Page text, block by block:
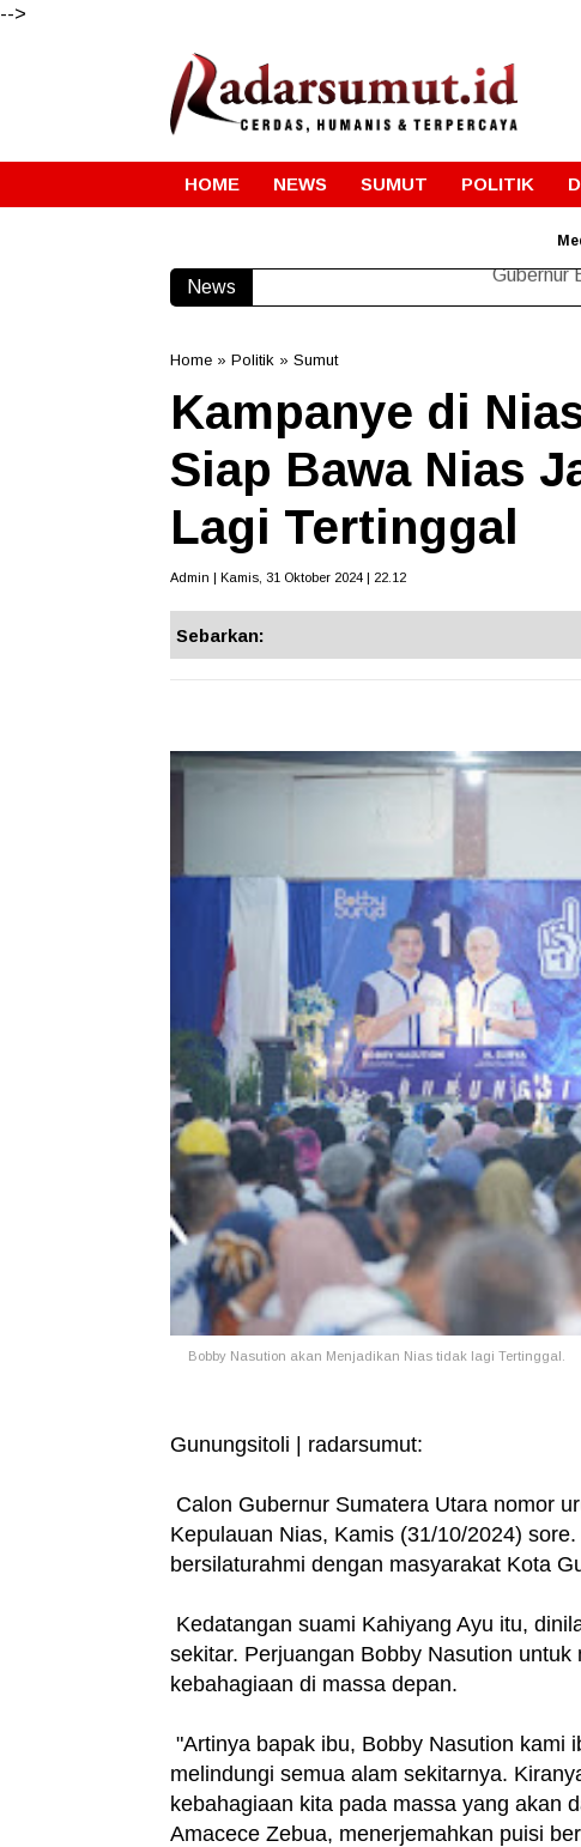
-->
HOME NEWS SUMUT POLITIK
News Gubernur
Home » Politik » Sumut
Kampanye di
Siap Bawa Nias
Lagi Tertinggal
Admin | Kamis, 31 Oktober 2024 | 22.12
Sebarkan:
Bobby Nasution akan Menjadikan Nias tidak lagi Tertinggal.
Gunungsitoli | radarsumut:
Calon Gubernur Sumatera Utara nomor
Kepulauan Nias, Kamis (31/10/2024)
bersilaturahmi dengan masyarakat Kota
Kedatangan suami Kahiyang Ayu itu,
sekitar. Perjuangan Bobby Nasution
kebahagiaan di massa depan.
"Artinya bapak ibu, Bobby Nasution kami
melindungi semua alam sekitarnya.
kebahagiaan kita pada massa yang akan
Amacece Zebua, menerjemahkan puisi